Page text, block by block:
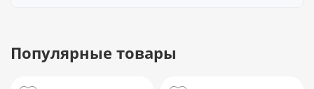
Популярные товары